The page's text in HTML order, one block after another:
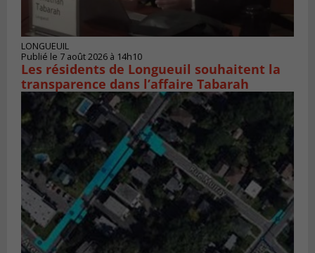
LONGUEUIL
Publié le 7 août 2026 à 14h10
Les résidents de Longueuil souhaitent la
transparence dans l’affaire Tabarah